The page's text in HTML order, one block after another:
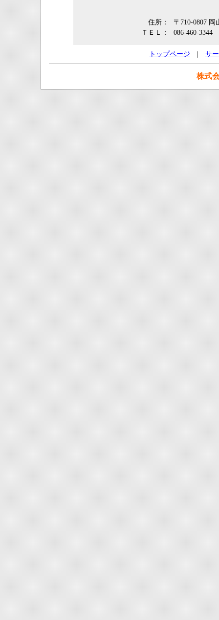
住所：
〒710-0807
ＴＥＬ：
086-460-3344
トップページ サ
株式